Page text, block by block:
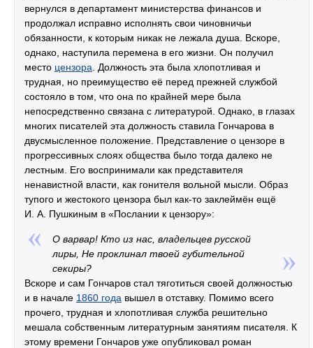
вернулся в департамент министерства финансов и
продолжал исправно исполнять свои чиновничьи
обязанности, к которым никак не лежала душа. Вскоре,
однако, наступила перемена в его жизни. Он получил
место цензора . Должность эта была хлопотливая и
трудная, но преимущество её перед прежней службой
состояло в том, что она по крайней мере была
непосредственно связана с литературой. Однако, в глазах
многих писателей эта должность ставила Гончарова в
двусмысленное положение. Представление о цензоре в
прогрессивных слоях общества было тогда далеко не
лестным. Его воспринимали как представителя
ненавистной власти, как гонителя вольной мысли. Образ
тупого и жестокого цензора был как-то заклеймён ещё
И. А. Пушкиным в «Послании к цензору»:
О варвар! Кто из нас, владельцев русской
лиры, Не проклинал твоей губительной
секиры?
Вскоре и сам Гончаров стал тяготиться своей должностью
и в начале 1860 года вышел в отставку. Помимо всего
прочего, трудная и хлопотливая служба решительно
мешала собственным литературным занятиям писателя. К
этому времени Гончаров уже опубликовал роман